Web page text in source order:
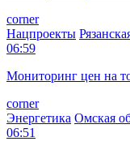
corner
Нацпроекты
06:59
Мониторинг цен на
corner
Энергетика Омская
06:51